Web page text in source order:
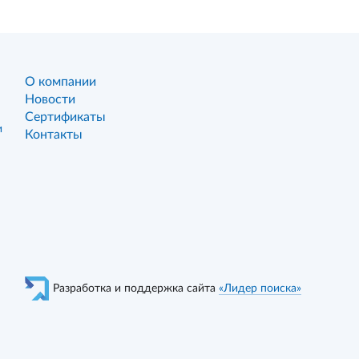
О компании
Новости
Сертификаты
Контакты
Разработка и поддержка сайта «Лидер поиска»